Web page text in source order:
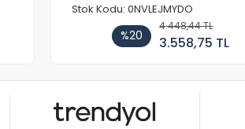
5.549,94 TL
4.111,07 TL